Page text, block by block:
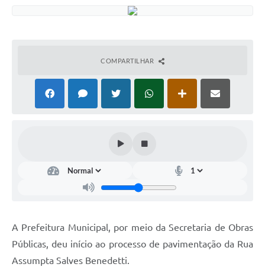
COMPARTILHAR
A Prefeitura Municipal, por meio da Secretaria de Obras
Públicas, deu início ao processo de pavimentação da Rua
Assumpta Salves Benedetti.